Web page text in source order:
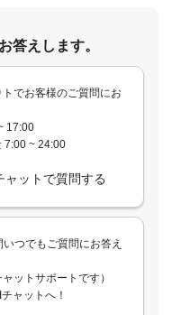
答えします。
でお客様のご質問にお
17:00
7:00 ~ 24:00
ャットで質問する
つでもご質問にお答え
ットサポートです）
ャットへ！